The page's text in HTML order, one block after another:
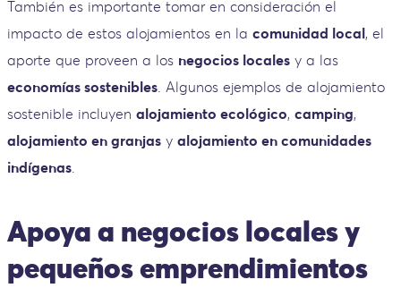
También es importante tomar en consideración el
impacto de estos alojamientos en la comunidad local, el
aporte que proveen a los negocios locales y a las
economías sostenibles . Algunos ejemplos de alojamiento
sostenible incluyen alojamiento ecológico, camping,
alojamiento en granjas y alojamiento en comunidades
indígenas
Apoya a negocios locales y
pequeños emprendimientos